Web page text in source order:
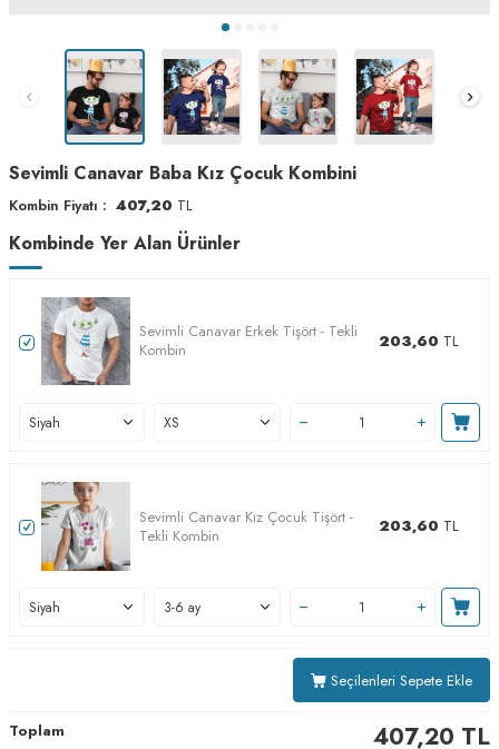
Sevimli Canavar Baba Kız Çocuk Kombini
Kombin Fiyatı : 407,20 TL
Kombinde Yer Alan Ürünler
Sevimli Canavar Erkek Tişört - Tekli
Kombin
203,60 TL
Sevimli Canavar Kız Çocuk Tişört -
Tekli Kombin
203,60 TL
Seçilenleri Sepete Ekle
Toplam 407,20 TL